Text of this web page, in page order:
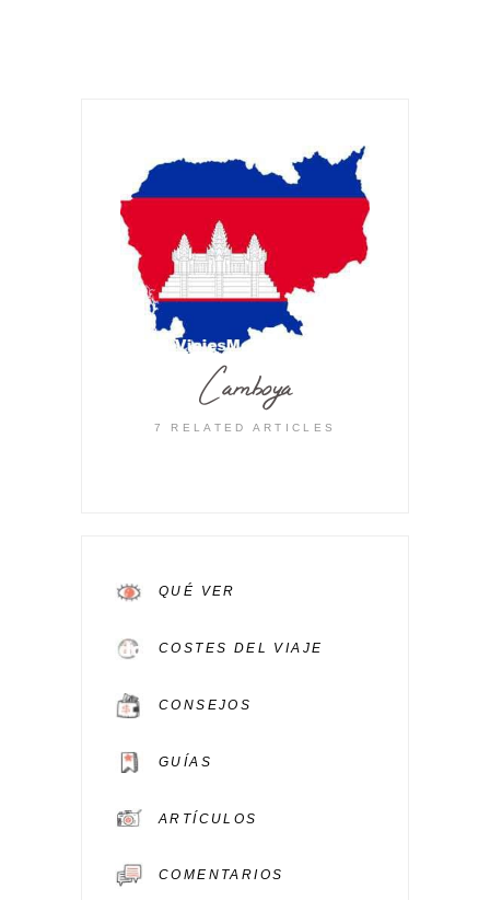
Camboya
7 RELATED ARTICLES
QUÉ VER
COSTES DEL VIAJE
CONSEJOS
GUÍAS
ARTÍCULOS
COMENTARIOS